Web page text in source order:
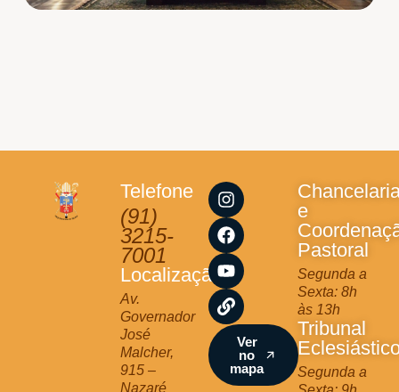
Telefone
(91)
3215-
7001
Localização
Av.
Governador
José
Malcher,
915 –
Nazaré
I
n
s
t
a
g
r
a
m
F
a
c
e
b
o
o
k
Y
o
u
t
u
b
e
L
i
n
k
Ver
no
mapa
e
Pastoral
Segunda a
Sexta: 8h
às 13h
Tribunal
Segunda a